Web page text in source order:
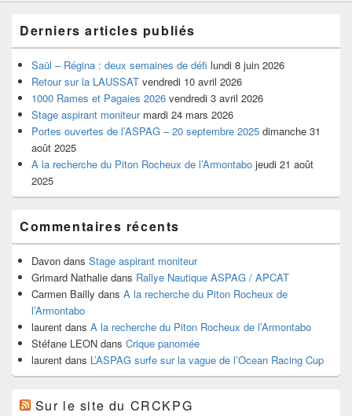
Derniers articles publiés
Saül – Régina : deux semaines de défi lundi 8 juin 2026
Retour sur la LAUSSAT vendredi 10 avril 2026
1000 Rames et Pagaies 2026 vendredi 3 avril 2026
Stage aspirant moniteur mardi 24 mars 2026
Portes ouvertes de l’ASPAG – 20 septembre 2025 dimanche 31
août 2025
A la recherche du Piton Rocheux de l’Armontabo jeudi 21 août
2025
Commentaires récents
Davon dans Stage aspirant moniteur
Grimard Nathalie dans Rallye Nautique ASPAG / APCAT
Carmen Bailly dans A la recherche du Piton Rocheux de
l’Armontabo
laurent dans A la recherche du Piton Rocheux de l’Armontabo
Stéfane LEON dans Crique panomée
laurent dans L’ASPAG surfe sur la vague de l’Ocean Racing Cup
Sur le site du CRCKPG